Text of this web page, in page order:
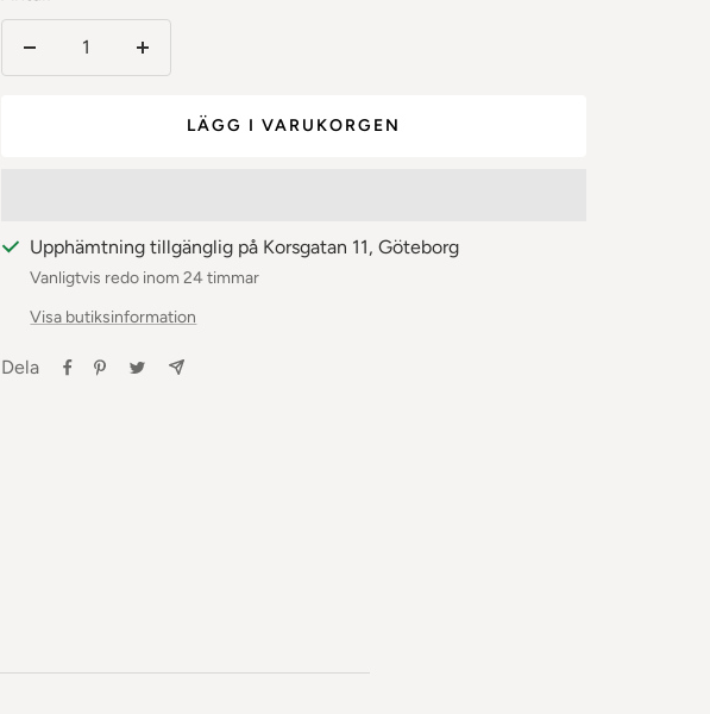
LÄGG I VARUKORGEN
Upphämtning tillgänglig på Korsgatan 11, Göteborg
Vanligtvis redo inom 24 timmar
Visa butiksinformation
Dela